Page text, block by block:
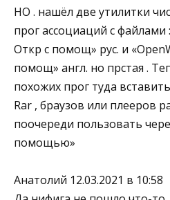
НО . нашёл две утилитки
прог ассоциаций с файлами
Откр с помощ» рус. и
помощ» англ. но прстая .
похожих прог туда
Rar , браузов или плееров
поочереди пользовать
помощью»
Анатолий 12.03.2021 в 10:58